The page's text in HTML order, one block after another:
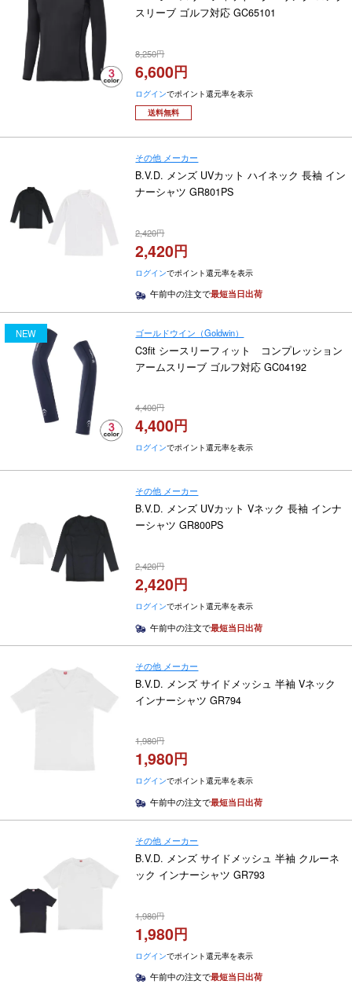
スリーブ ゴルフ対応 GC65101
8,250
6,600
ログインでポイント還元率を表示
送料無料
その他 メーカー
B.V.D. メンズ UVカット ハイネック 長袖 イン
ナーシャツ GR801PS
2,420
2,420
ログインでポイント還元率を表示
午前中の注文で最短当日出荷
NEW ゴールドウイン（Goldwin）
C3fit シースリーフィット コンプレッション
アームスリーブ ゴルフ対応 GC04192
4,400
4,400
ログインでポイント還元率を表示
その他 メーカー
B.V.D. メンズ UVカット Vネック 長袖 インナ
ーシャツ GR800PS
2,420
2,420
ログインでポイント還元率を表示
午前中の注文で最短当日出荷
その他 メーカー
B.V.D. メンズ サイドメッシュ 半袖 Vネック
インナーシャツ GR794
1,980
1,980
ログインでポイント還元率を表示
午前中の注文で最短当日出荷
その他 メーカー
B.V.D. メンズ サイドメッシュ 半袖 クルーネ
ック インナーシャツ GR793
1,980
1,980
ログインでポイント還元率を表示
午前中の注文で最短当日出荷